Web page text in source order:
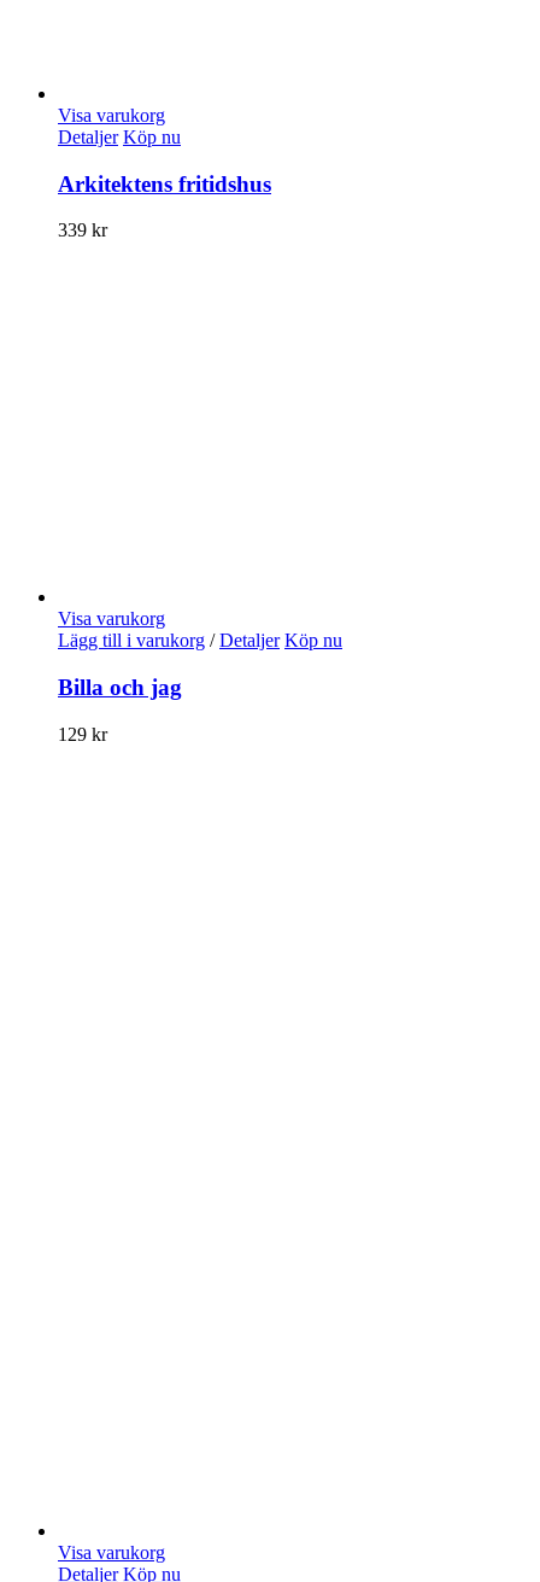
Visa varukorg
Detaljer Köp nu
Arkitektens fritidshus
339 kr
Visa varukorg
Lägg till i varukorg / Detaljer Köp nu
Billa och jag
129 kr
Visa varukorg
Detaljer Köp nu